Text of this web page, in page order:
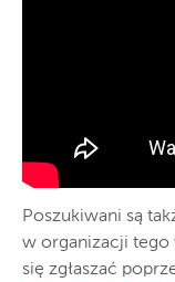
Poszukiwani są
w organizacji tego
się zgłaszać